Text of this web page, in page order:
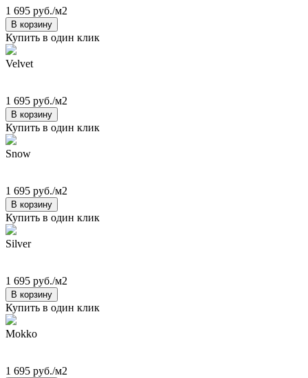
1 695 руб./м2
В корзину
Купить в один клик
Velvet
1 695 руб./м2
В корзину
Купить в один клик
Snow
1 695 руб./м2
В корзину
Купить в один клик
Silver
1 695 руб./м2
В корзину
Купить в один клик
Mokko
1 695 руб./м2